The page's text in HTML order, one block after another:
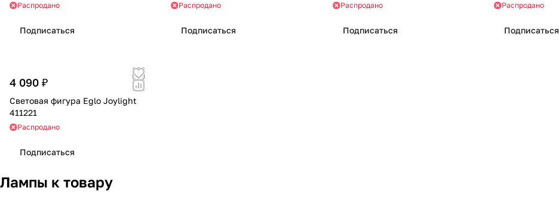
Распродано
Подписаться
Распродано
Подписаться
Распродано
Подписаться
Распродано
Подписаться
4 090 ₽
Световая фигура Eglo Joylight
411221
Распродано
Подписаться
Лампы к товару